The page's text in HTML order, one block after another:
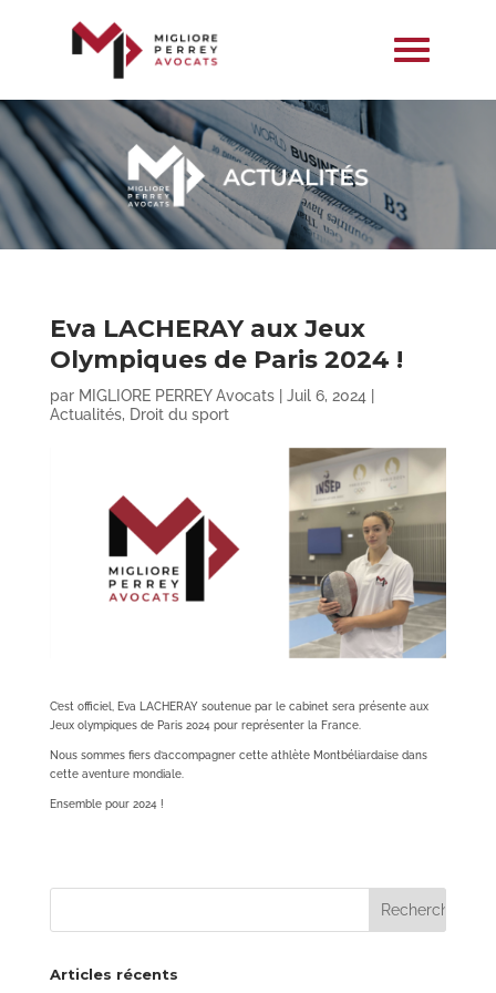
Eva LACHERAY aux Jeux
Olympiques de Paris 2024 !
par MIGLIORE PERREY Avocats| Juil 6, 2024
Actualités, Droit du sport
C’est officiel, Eva LACHERAY soutenue par le cabinet sera présente aux
Jeux olympiques de Paris 2024 pour représenter la France.
Nous sommes fiers d’accompagner cette athlète Montbéliardaise dans
cette aventure mondiale.
Ensemble pour 2024 !
Articles récents